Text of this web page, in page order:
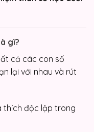
gì?
cả các con số
lại với nhau và rút
thích độc lập trong